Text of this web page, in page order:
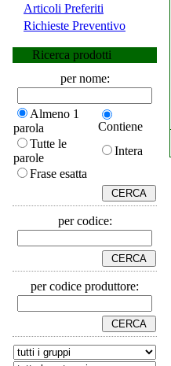
Articoli Preferiti
Richieste Preventivo
Ricerca prodotti
per nome:
Almeno 1
parola
Contiene
Tutte le
parole
Intera
Frase esatta
per codice:
per codice produttore: